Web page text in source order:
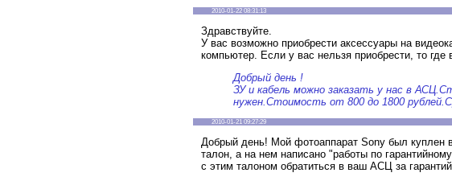
2010-01-22 08:31:13
Здравствуйте.
У вас возможно приобрести аксессуары на
компьютер. Если у вас нельзя приобрести, то
Добрый день !
ЗУ и кабель можно заказать у нас в
нужен.Стоимость от 800 до 1800
2010-01-21 09:27:29
Добрый день! Мой фотоаппарат Sony был куплен
талон, а на нем написано "работы по
с этим талоном обратиться в ваш АСЦ за